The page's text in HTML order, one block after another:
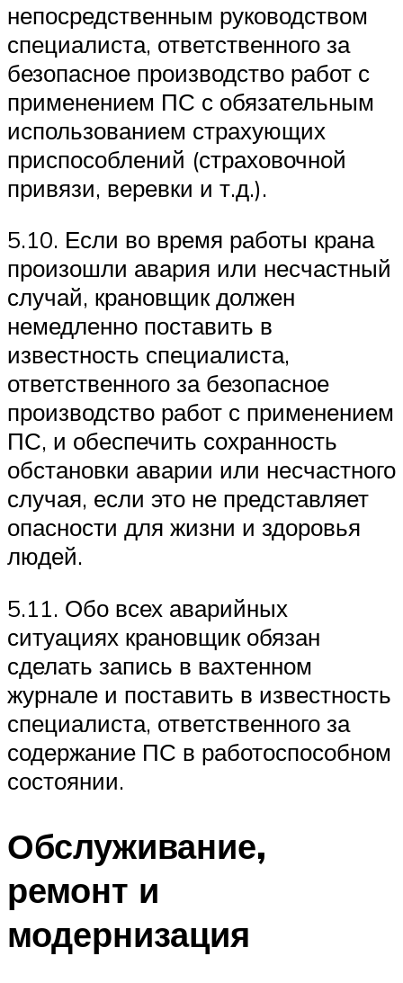
непосредственным руководством
специалиста, ответственного за
безопасное производство работ с
применением ПС с обязательным
использованием страхующих
приспособлений (страховочной
привязи, веревки и т.д.).
5.10. Если во время работы крана
произошли авария или несчастный
случай, крановщик должен
немедленно поставить в
известность специалиста,
ответственного за безопасное
производство работ с применением
ПС, и обеспечить сохранность
обстановки аварии или несчастного
случая, если это не представляет
опасности для жизни и здоровья
людей.
5.11. Обо всех аварийных
ситуациях крановщик обязан
сделать запись в вахтенном
журнале и поставить в известность
специалиста, ответственного за
содержание ПС в работоспособном
состоянии.
Обслуживание,
ремонт и
модернизация